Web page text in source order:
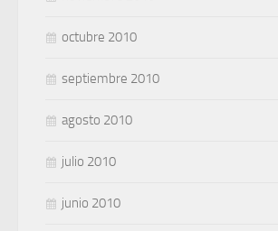
octubre 2010
septiembre 2010
agosto 2010
julio 2010
junio 2010